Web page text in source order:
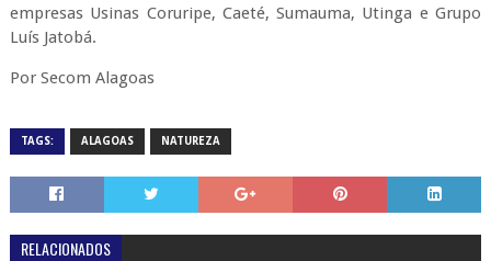
empresas Usinas Coruripe, Caeté, Sumauma, Utinga e Grupo
Luís Jatobá.
Por Secom Alagoas
TAGS: ALAGOAS NATUREZA
RELACIONADOS